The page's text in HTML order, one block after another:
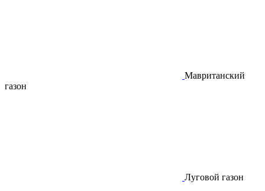
Мавританский
газон
Луговой газон